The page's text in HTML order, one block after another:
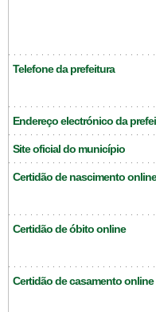
Telefone da prefeitura
Endereço electrónico da
Site oficial do município
Certidão de nascimento online
Certidão de óbito online
Certidão de casamento online